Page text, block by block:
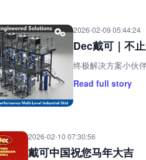
2026-02-09 05:44:24
Dec戴可｜不
终极解决方案小伙
Read full story
2026-02-10 07:30:56
戴可中国祝您马年大吉